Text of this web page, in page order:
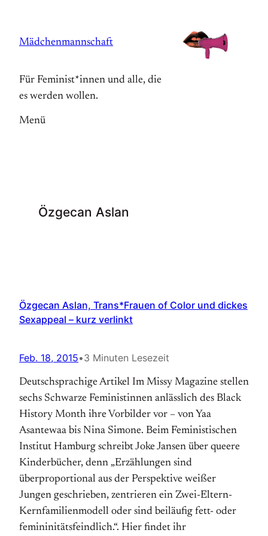
springen
Mädchenmannschaft
Für Feminist*innen und alle, die
es werden wollen.
Menü
Özgecan Aslan
Özgecan Aslan, Trans*Frauen of Color und dickes
Sexappeal – kurz verlinkt
Feb. 18, 2015•3 Minuten Lesezeit
Deutschsprachige Artikel Im Missy Magazine stellen
sechs Schwarze Feministinnen anlässlich des Black
History Month ihre Vorbilder vor – von Yaa
Asantewaa bis Nina Simone. Beim Feministischen
Institut Hamburg schreibt Joke Jansen über queere
Kinderbücher, denn „Erzählungen sind
überproportional aus der Perspektive weißer
Jungen geschrieben, zentrieren ein Zwei-Eltern-
Kernfamilienmodell oder sind beiläufig fett- oder
femininitätsfeindlich.“. Hier findet ihr